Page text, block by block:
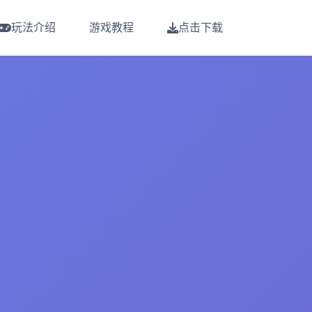
玩法介绍 游戏教程 点击下载